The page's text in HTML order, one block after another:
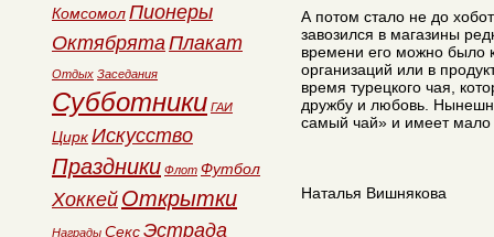
А потом стало не до
завозился в магазины
времени его можно было
организаций или в
время турецкого чая,
дружбу и любовь.
самый чай» и имеет мало
Наталья Вишнякова
КомсомолПионеры
ОктябрятаПлакат
Отдых Заседания
Субботники ГАИ
ЦиркИскусство
Праздники Флот Футбол
Хоккей Открытки
Награды СексЭстрада